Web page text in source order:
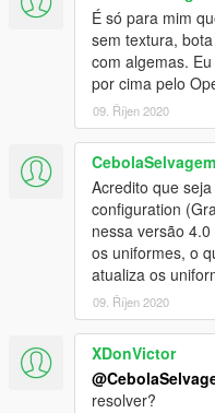
É só para mim
sem textura,
com algemas.
por cima pelo
09. Říjen 2020
CebolaSelvagem
Acredito que
configuration
nessa versão
os uniformes, o
atualiza os
09. Říjen 2020
XDonVictor
resolver?